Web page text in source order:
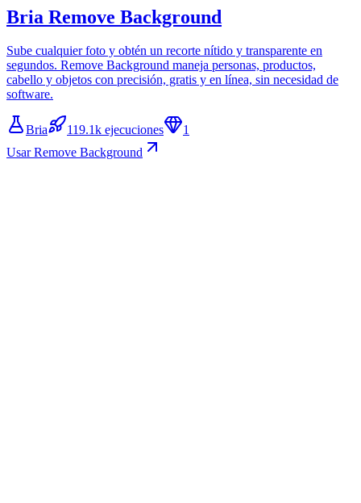
Bria Remove Background
Sube cualquier foto y obtén un recorte nítido y transparente en
segundos. Remove Background maneja personas, productos,
cabello y objetos con precisión, gratis y en línea, sin necesidad de
software.
Bria 119.1k ejecuciones
1
Usar Remove Background